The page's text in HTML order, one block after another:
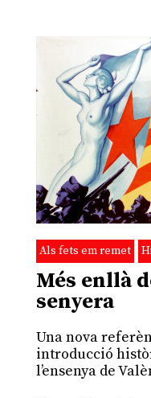
Als fets em remet
Més enllà
senyera
Una nova
introducció
l’ensenya de